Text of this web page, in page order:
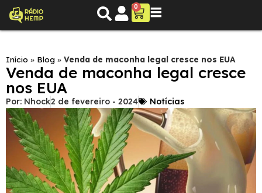
0
Início » Blog » Venda de maconha legal cresce nos EUA
Venda de maconha legal cresce
nos EUA
Por: Nhock2 de fevereiro - 2024 Notícias